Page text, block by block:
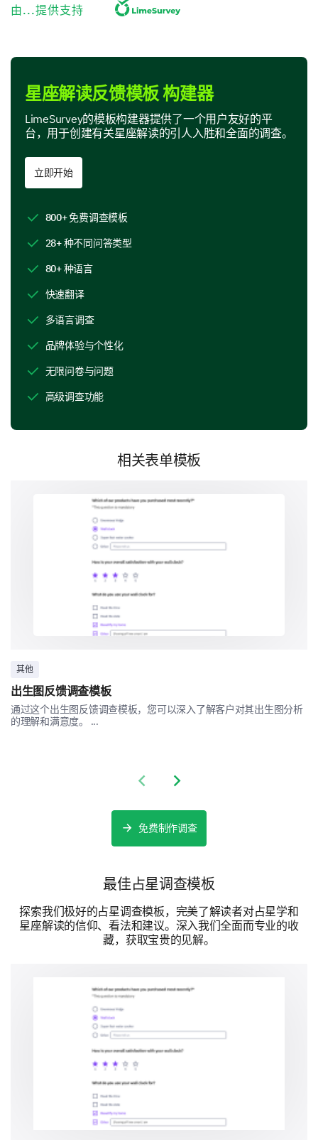
不
深入探讨你的星座解读
现在，让我们更详细地探讨你的星座解读。
请评价你对自己星座解读准确性的满意度。
1 2 3 5 6 7
非常不满意
非常满意
在你的星座解读中，你认为哪些方面最容易产生
共鸣？
反馈改进建议
最后，我们希望听取你对如何改善星座解读的想法。
你会如何建议我们改善星座解读，使其与你的日
常生活更相关？
你会向他人推荐我们的星座解读吗？请解释你的
选择。
由...提供支持
星座解读反馈模板 构建器
LimeSurvey的模板构建器提供了一个用户友好的平
台，用于创建有关星座解读的引人入胜和全面的调查。
立即开始
800+ 免费调查模板
28+ 种不同问答类型
80+ 种语言
快速翻译
多语言调查
品牌体验与个性化
无限问卷与问题
高级调查功能
相关表单模板
其他
出生图反馈调查模板
通过这个出生图反馈调查模板，您可以深入了解客户对其出生图分析
的理解和满意度。 ...
Previous slide
Next slide
免费制作调查
最佳占星调查模板
探索我们极好的占星调查模板，完美了解读者对占星学和
星座解读的信仰、看法和建议。深入我们全面而专业的收
藏，获取宝贵的见解。